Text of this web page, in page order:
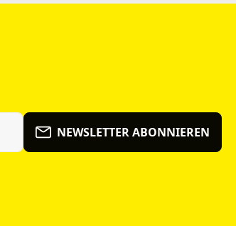
NEWSLETTER ABONNIEREN